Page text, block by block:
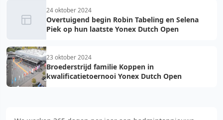
24 oktober 2024
Overtuigend begin Robin Tabeling en Selena
Piek op hun laatste Yonex Dutch Open
23 oktober 2024
Broederstrijd familie Koppen in
kwalificatietoernooi Yonex Dutch Open